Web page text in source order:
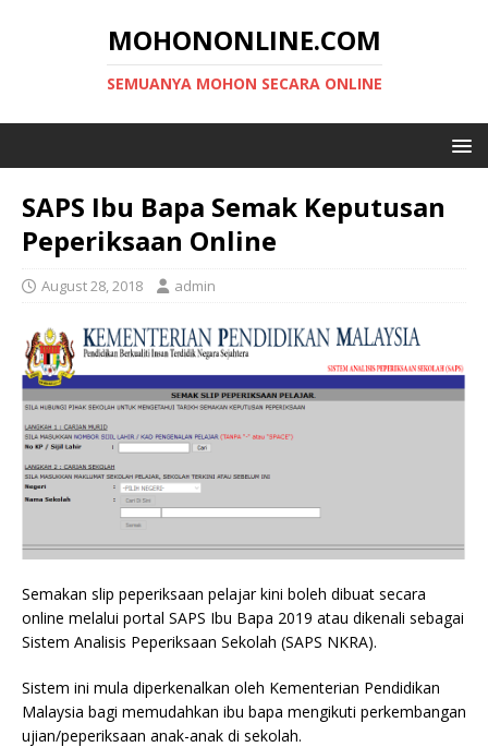
MOHONONLINE.COM
SEMUANYA MOHON SECARA ONLINE
SAPS Ibu Bapa Semak Keputusan
Peperiksaan Online
August 28, 2018 admin
Semakan slip peperiksaan pelajar kini boleh dibuat secara
online melalui portal SAPS Ibu Bapa 2019 atau dikenali sebagai
Sistem Analisis Peperiksaan Sekolah (SAPS NKRA).
Sistem ini mula diperkenalkan oleh Kementerian Pendidikan
Malaysia bagi memudahkan ibu bapa mengikuti perkembangan
ujian/peperiksaan anak-anak di sekolah.